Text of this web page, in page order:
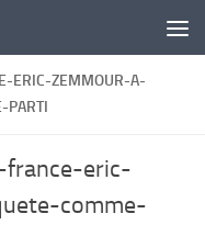
ERIC-ZEMMOUR-A-
PARTI
france-eric-
comme-